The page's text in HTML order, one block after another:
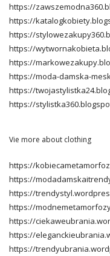
https://
https://
https://
https://
https://
https://moda-damska-
https://
https://
Vie more about clothing
https://
https://
https://
https://
https://
https://
https://